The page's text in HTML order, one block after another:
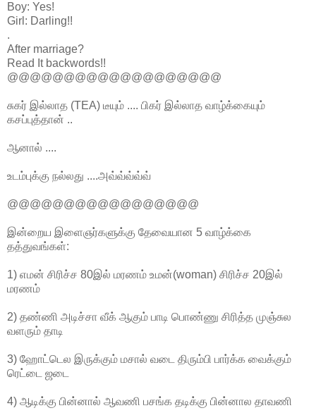
Boy: Yes!
Girl: Darling!!
.
After marriage?
Read It backwords!!
@@@@@@@@@@@@@@@@@@@
சுகர் இல்லாத (TEA) டீயும் .... பிகர் இல்லாத வாழ்க்கையும்
கசப்புத்தான் ..
ஆனால் ....
உடம்புக்கு நல்லது ....அவ்வ்வ்வ்வ்
@@@@@@@@@@@@@@@@@
இன்றைய இளைஞர்களுக்கு தேவையான 5 வாழ்க்கை
தத்துவங்கள்:
1) எமன் சிரிச்ச 80இல் மரணம் உமன்(woman) சிரிச்ச 20இல்
மரணம்
2) தண்ணி அடிச்சா வீக் ஆகும் பாடி பொண்ணு சிரித்த முஞ்சுல
வளரும் தாடி
3) ஹோட்டெல இருக்கும் மசால் வடை திரும்பி பார்க்க வைக்கும்
ரெட்டை ஜடை
4) ஆடிக்கு பின்னால் ஆவணி பசங்க தடிக்கு பின்னால தாவணி